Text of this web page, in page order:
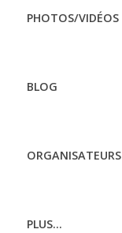
PHOTOS/VIDÉOS
BLOG
ORGANISATEURS
PLUS...